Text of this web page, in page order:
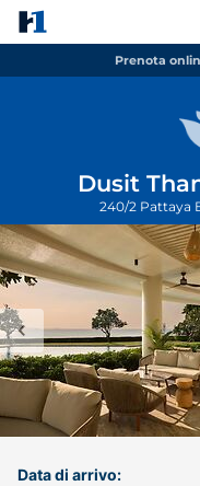
Prenota
Dusit
240/2 Pattaya
Data di arrivo: